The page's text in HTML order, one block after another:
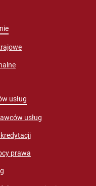
usług
usług
prawa